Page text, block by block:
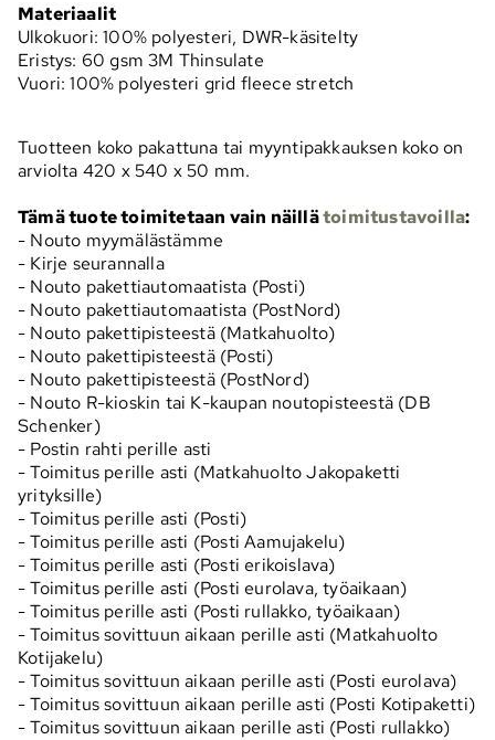
Materiaalit
Ulkokuori: 100% polyesteri, DWR-käsitelty
Eristys: 60 gsm 3M Thinsulate
Vuori: 100% polyesteri grid fleece stretch
Tuotteen koko pakattuna tai myyntipakkauksen koko on
arviolta 420 x 540 x 50 mm.
Tämä tuote toimitetaan vain näillätoimitustavoilla:
- Nouto myymälästämme
- Kirje seurannalla
- Nouto pakettiautomaatista (Posti)
- Nouto pakettiautomaatista (PostNord)
- Nouto pakettipisteestä (Matkahuolto)
- Nouto pakettipisteestä (Posti)
- Nouto pakettipisteestä (PostNord)
- Nouto R-kioskin tai K-kaupan noutopisteestä (DB
Schenker)
- Postin rahti perille asti
- Toimitus perille asti (Matkahuolto Jakopaketti
yrityksille)
- Toimitus perille asti (Posti)
- Toimitus perille asti (Posti Aamujakelu)
- Toimitus perille asti (Posti erikoislava)
- Toimitus perille asti (Posti eurolava, työaikaan)
- Toimitus perille asti (Posti rullakko, työaikaan)
- Toimitus sovittuun aikaan perille asti (Matkahuolto
Kotijakelu)
- Toimitus sovittuun aikaan perille asti (Posti eurolava)
- Toimitus sovittuun aikaan perille asti (Posti Kotipaketti)
- Toimitus sovittuun aikaan perille asti (Posti rullakko)